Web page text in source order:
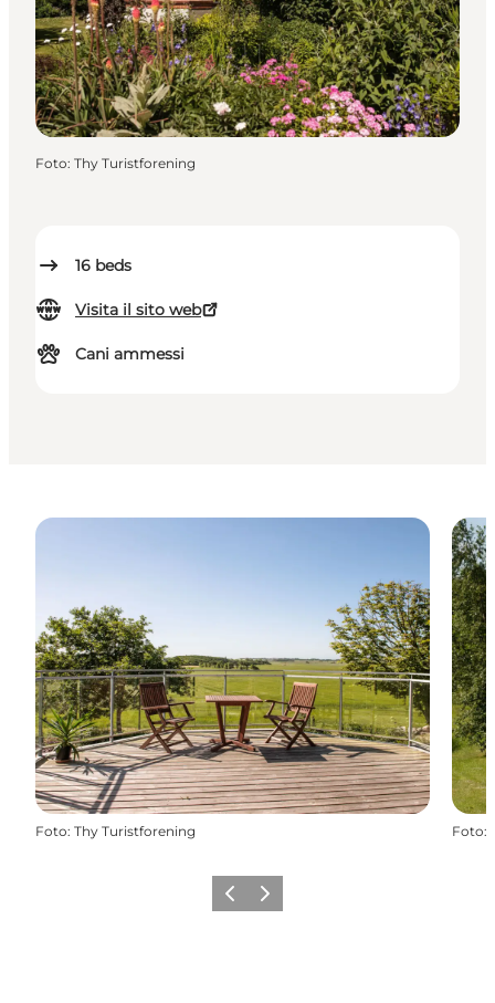
16 beds
Visita il sito web
Cani ammessi
Foto: Thy Turistforening
Foto: Thy Turistforening Foto:
Precedente
Avanti